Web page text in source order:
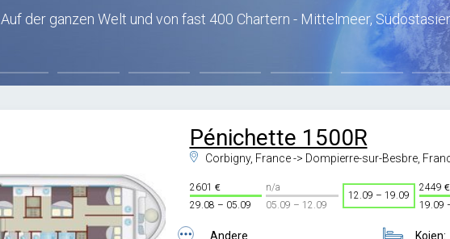
Auf der ganzen Welt und von fast 400 Chartern - Mittelmeer,
Pénichette 1500R
Corbigny, France -> Dompierre-sur-Besbre,
2601
29.08 – 05.09
n/a
05.09 – 12.09
12.09 – 19.09
2449
19.09
Andere
Kojen: